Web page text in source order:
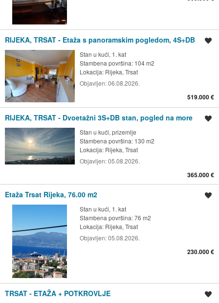
RIJEKA, TRSAT - Etaža s panoramskim pogledom, 4S+DB
Stan u kući, 1. kat
Stambena površina: 104 m2
Lokacija: Rijeka, Trsat
Objavljen:06.08.2026.
519.000 €
RIJEKA, TRSAT - Dvoetažni 3S+DB stan, pogled na more
Stan u kući, prizemlje
Stambena površina: 130 m2
Lokacija: Rijeka, Trsat
Objavljen:05.08.2026.
365.000 €
Etaža Trsat Rijeka, 76.00 m2
Stan u kući, 1. kat
Stambena površina: 76 m2
Lokacija: Rijeka, Trsat
Objavljen:05.08.2026.
230.000 €
TRSAT - ETAŽA + POTKROVLJE